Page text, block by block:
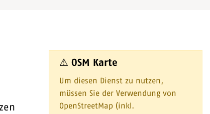
⚠ OSM Karte
Um diesen Dienst zu nutzen,
müssen Sie der Verwendung von
OpenStreetMap (inkl.